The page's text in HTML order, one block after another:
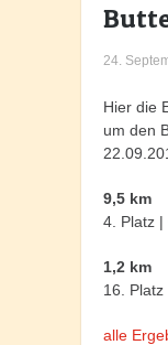
24.
Hier die
um den
9,5 km
4. Platz |
1,2 km
16.
alle